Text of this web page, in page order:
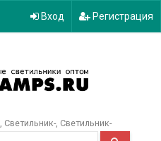
Вход Регистрация
Светильник- Светильник-